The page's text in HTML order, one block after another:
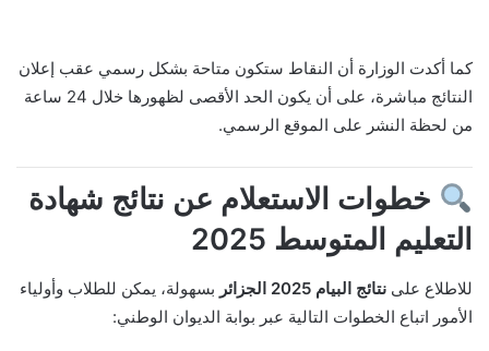
كما أكدت الوزارة أن النقاط ستكون متاحة بشكل رسمي عقب إعلان
النتائج مباشرة، على أن يكون الحد الأقصى لظهورها خلال 24 ساعة
من لحظة النشر على الموقع الرسمي.
خطوات الاستعلام عن نتائج شهادة
التعليم المتوسط 2025
للاطلاع على نتائج البيام 2025 الجزائر
بسهولة، يمكن للطلاب وأولياء
الأمور اتباع الخطوات التالية عبر بوابة الديوان الوطني: